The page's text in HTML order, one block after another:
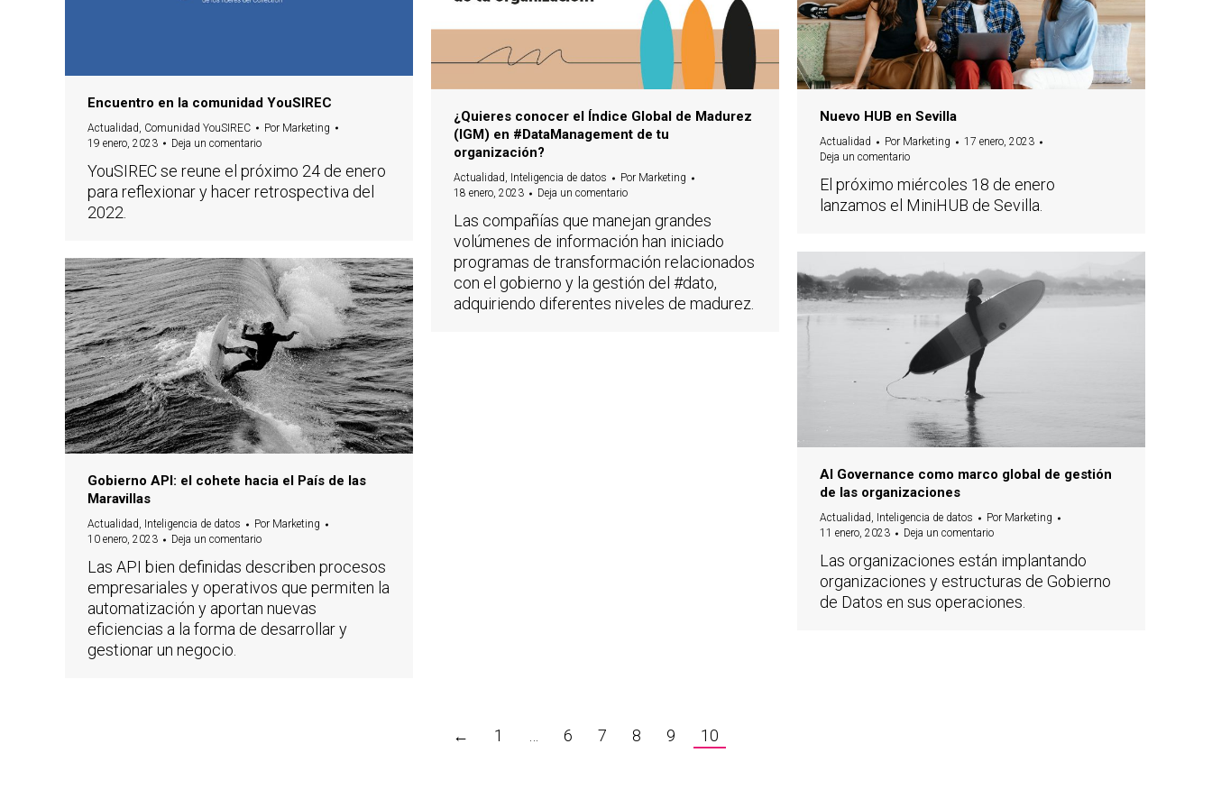
Encuentro en la comunidad YouSIREC
Actualidad, Comunidad YouSIREC Por Marketing
19 enero, 2023
Deja un comentario
YouSIREC se reune el próximo 24 de enero
para reflexionar y hacer retrospectiva del
2022.
¿Quieres conocer el Índice Global de Madurez
(IGM) en #DataManagement de tu
organización?
Actualidad, Inteligencia de datos Por Marketing
18 enero, 2023
Deja un comentario
Las compañías que manejan grandes
volúmenes de información han iniciado
programas de transformación relacionados
con el gobierno y la gestión del #dato,
adquiriendo diferentes niveles de madurez.
Nuevo HUB en Sevilla
Actualidad Por Marketing
17 enero, 2023
Deja un comentario
El próximo miércoles 18 de enero
lanzamos el MiniHUB de Sevilla.
AI Governance como marco global de gestión
de las organizaciones
Actualidad, Inteligencia de datos Por Marketing
11 enero, 2023
Deja un comentario
Las organizaciones están implantando
organizaciones y estructuras de Gobierno
de Datos en sus operaciones.
Gobierno API: el cohete hacia el País de las
Maravillas
Actualidad, Inteligencia de datos Por Marketing
10 enero, 2023
Deja un comentario
Las API bien definidas describen procesos
empresariales y operativos que permiten la
automatización y aportan nuevas
eficiencias a la forma de desarrollar y
gestionar un negocio.
← 1 … 6 7 8 9 10